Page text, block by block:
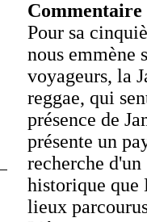
Commentaire
Pour sa
nous emmène
voyageurs, la
reggae, qui
présence de
présente un
recherche
historique que
lieux